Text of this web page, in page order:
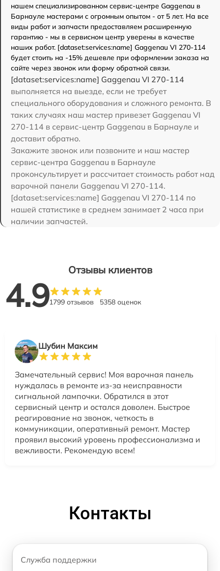
нашем специализированном сервис-центре Gaggenau в
Барнауле мастерами с огромным опытом - от 5 лет. На все
виды работ и запчасти предоставляем расширенную
гарантию - мы в сервисном центр уверены в качестве
наших работ. [dataset:services:name] Gaggenau VI 270-114
будет стоить на -15% дешевле при оформлении заказа на
сайте через звонок или форму обратной связи.
[dataset:services:name] Gaggenau VI 270-114
выполняется на выезде, если не требует
специального оборудования и сложного ремонта. В
таких случаях наш мастер привезет Gaggenau VI
270-114 в сервис-центр Gaggenau в Барнауле и
доставит обратно.
Закажите звонок или позвоните и наш мастер
сервис-центра Gaggenau в Барнауле
проконсультирует и рассчитает стоимость работ над
варочной панели Gaggenau VI 270-114.
[dataset:services:name] Gaggenau VI 270-114 по
нашей статистике в среднем занимает 2 часа при
наличии запчастей.
Отзывы клиентов
4.91799 отзывов 5358 оценок
Шубин Максим
Замечательный сервис! Моя варочная панель
нуждалась в ремонте из-за неисправности
сигнальной лампочки. Обратился в этот
сервисный центр и остался доволен. Быстрое
реагирование на звонок, четкость в
коммуникации, оперативный ремонт. Мастер
проявил высокий уровень профессионализма и
вежливости. Рекомендую всем!
Контакты
Служба поддержки